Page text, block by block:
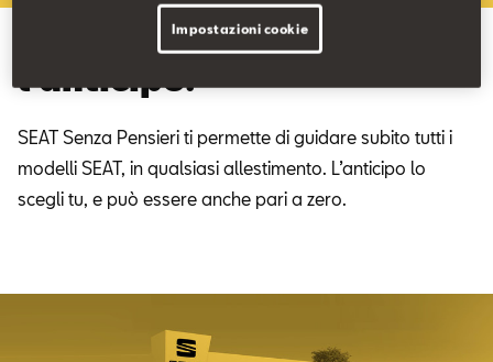
Liberi di scegliere. Anche
l’anticipo.
SEAT Senza Pensieri ti permette di guidare subito tutti i
modelli SEAT, in qualsiasi allestimento. L’anticipo lo
scegli tu, e può essere anche pari a zero.
Impostazioni cookie